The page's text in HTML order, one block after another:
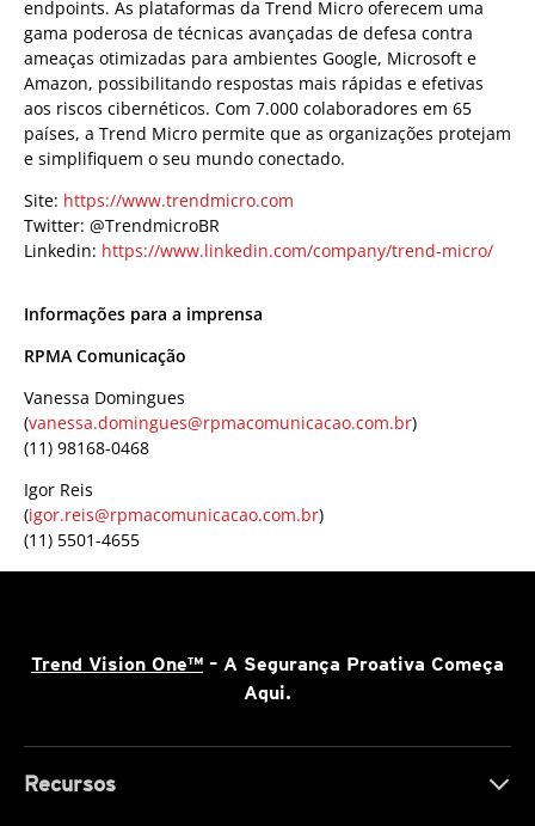
endpoints. As plataformas da Trend Micro oferecem uma
gama poderosa de técnicas avançadas de defesa contra
ameaças otimizadas para ambientes Google, Microsoft e
Amazon, possibilitando respostas mais rápidas e efetivas
aos riscos cibernéticos. Com 7.000 colaboradores em 65
países, a Trend Micro permite que as organizações protejam
e simplifiquem o seu mundo conectado.
Site: https://www.trendmicro.com
Twitter: @TrendmicroBR
Linkedin: https://www.linkedin.com/company/trend-micro/
Informações para a imprensa
RPMA Comunicação
Vanessa Domingues
(vanessa.domingues@rpmacomunicacao.com.br)
(11) 98168-0468
Igor Reis
(igor.reis@rpmacomunicacao.com.br)
(11) 5501-4655
Trend Vision One™ – A Segurança Proativa Começa
Aqui.
Recursos